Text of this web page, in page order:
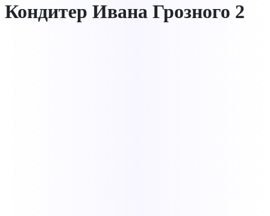
Кондитер Ивана Грозного 2